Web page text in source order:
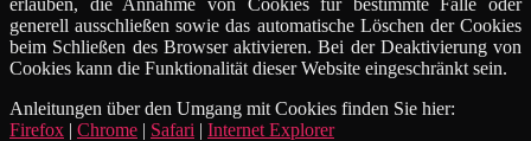
generell ausschließen sowie das automatische Löschen der Cookies
beim Schließen des Browser aktivieren. Bei der Deaktivierung von
Cookies kann die Funktionalität dieser Website eingeschränkt sein.
Anleitungen über den Umgang mit Cookies finden Sie hier:
Firefox | Chrome | Safari | Internet Explorer